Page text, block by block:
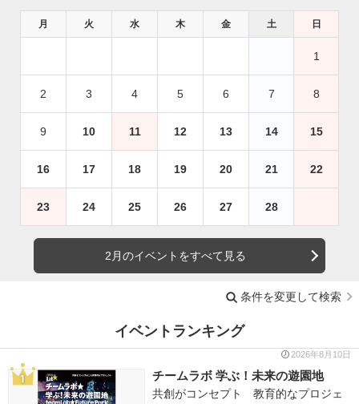
月 火 水 木 金 土 日
1
2 3 4 5 6 7 8
9 10 11 12 13 14 15
16 17 18 19 20 21 22
23 24 25 26 27 28
2月のイベントをすべて見る
条件を変更して検索
イベントランキング
2026年8月10日
チームラボ 学ぶ！未来の遊園地
共創がコンセプト 教育的なプロジェ